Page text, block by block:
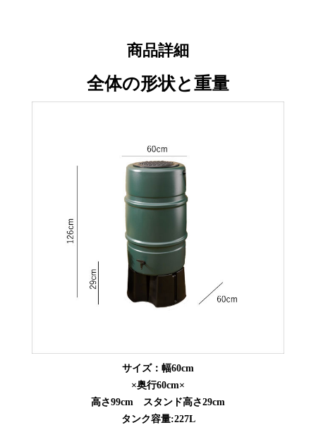
商品詳細
全体の形状と重量
サイズ：幅60cm
×奥行60cm×
高さ99cm スタンド高さ29cm
タンク容量:227L